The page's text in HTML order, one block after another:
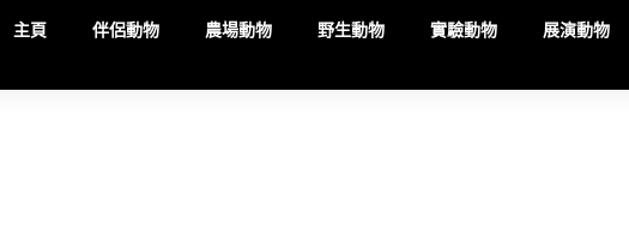
主頁 伴侶動物 農場動物 野生動物 實驗動物 展演動物